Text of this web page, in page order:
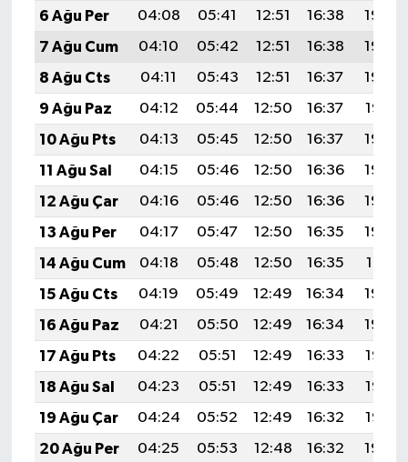
6 Ağu Per
04:08 05:41 12:51 16:38
19:50
7 Ağu Cum
04:10 05:42 12:51 16:38
19:49
8 Ağu Cts
04:11 05:43 12:51 16:37
19:48
9 Ağu Paz
04:12 05:44 12:50 16:37
19:47
10 Ağu Pts
04:13 05:45 12:50 16:37
19:46
11 Ağu Sal
04:15 05:46 12:50 16:36
19:45
12 Ağu Çar
04:16 05:46 12:50 16:36
19:44
13 Ağu Per
04:17 05:47 12:50 16:35
19:42
14 Ağu Cum
04:18 05:48 12:50 16:35
19:41
15 Ağu Cts
04:19 05:49 12:49 16:34
19:40
16 Ağu Paz
04:21 05:50 12:49 16:34
19:39
17 Ağu Pts
04:22 05:51 12:49 16:33
19:37
18 Ağu Sal
04:23 05:51 12:49 16:33
19:36
19 Ağu Çar
04:24 05:52 12:49 16:32
19:35
20 Ağu Per
04:25 05:53 12:48 16:32
19:34